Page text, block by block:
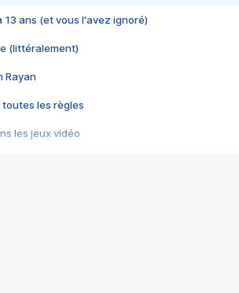
13 ans (et vous l'avez ignoré)
(littéralement)
Rayan
toutes les règles
les jeux vidéo